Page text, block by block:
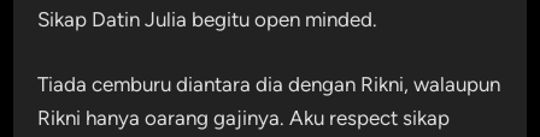
Sikap Datin Julia begitu open minded.
Tiada cemburu diantara dia dengan Rikni, walaupun
Rikni hanya oarang gajinya. Aku respect sikap